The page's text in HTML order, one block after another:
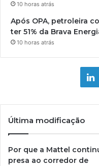
10 horas atrás
Após OPA, petroleira
ter 51% da Brava
10 horas atrás
Última modificação
Por que a Mattel
presa ao corredor de